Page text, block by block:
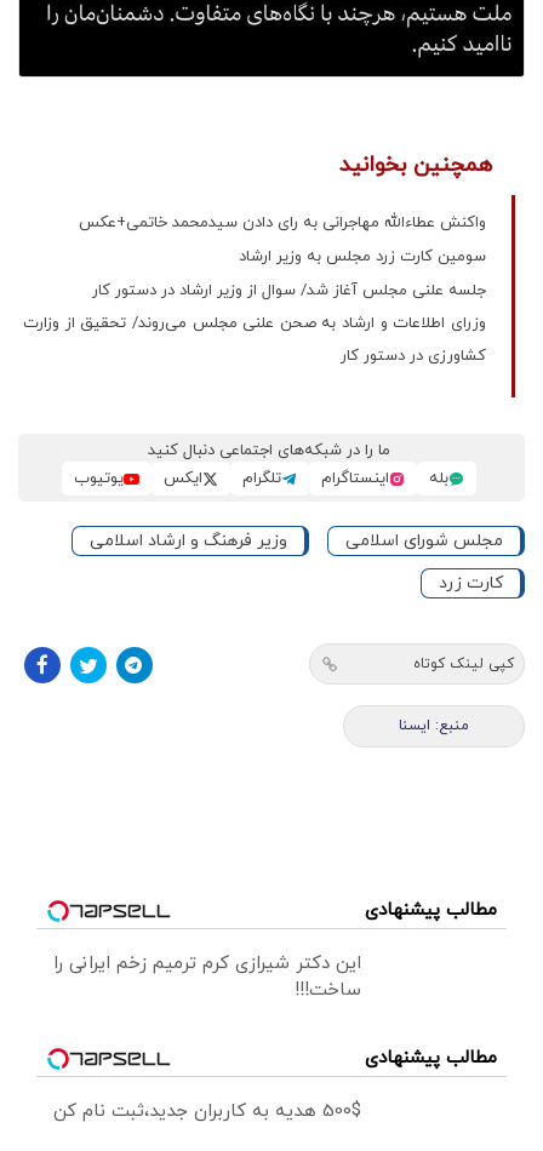
همچنین بخوانید
واکنش عطاءالله مهاجرانی به رای دادن سیدمحمد خاتمی+عکس
سومین کارت زرد مجلس به وزیر ارشاد
جلسه علنی مجلس آغاز شد/ سوال از وزیر ارشاد در دستور کار
وزرای اطلاعات و ارشاد به صحن علنی مجلس می‌روند/ تحقیق از وزارت
کشاورزی در دستور کار
ما را در شبکه‌های اجتماعی دنبال کنید
بله
اینستاگرام تلگرام ایکس یوتیوب
مجلس شورای اسلامی
وزیر فرهنگ و ارشاد اسلامی
کارت زرد
کپی لینک کوتاه
منبع: ايسنا
مطالب پیشنهادی
این دکتر شیرازی کرم ترمیم زخم ایرانی را
ساخت!!!
مطالب پیشنهادی
500$ هدیه به کاربران جدید،ثبت نام کن